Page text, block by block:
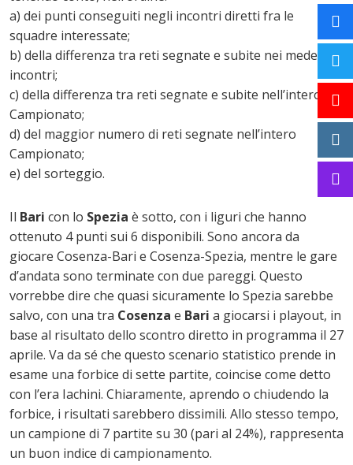
a) dei punti conseguiti negli incontri diretti fra le
squadre interessate;
b) della differenza tra reti segnate e subite nei medesimi
incontri;
c) della differenza tra reti segnate e subite nell’intero
Campionato;
d) del maggior numero di reti segnate nell’intero
Campionato;
e) del sorteggio.
Il Bari con lo Spezia è sotto, con i liguri che hanno
ottenuto 4 punti sui 6 disponibili. Sono ancora da
giocare Cosenza-Bari e Cosenza-Spezia, mentre le gare
d’andata sono terminate con due pareggi. Questo
vorrebbe dire che quasi sicuramente lo Spezia sarebbe
salvo, con una tra Cosenza e Bari a giocarsi i playout, in
base al risultato dello scontro diretto in programma il 27
aprile. Va da sé che questo scenario statistico prende in
esame una forbice di sette partite, coincise come detto
con l’era Iachini. Chiaramente, aprendo o chiudendo la
forbice, i risultati sarebbero dissimili. Allo stesso tempo,
un campione di 7 partite su 30 (pari al 24%), rappresenta
un buon indice di campionamento.